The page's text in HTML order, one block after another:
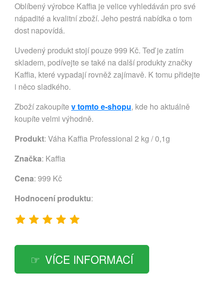
Oblíbený výrobce Kaffia je velice vyhledáván pro své
nápadité a kvalitní zboží. Jeho pestrá nabídka o tom
dost napovídá.
Uvedený produkt stojí pouze 999 Kč. Teď je zatím
skladem, podívejte se také na další produkty značky
Kaffia, které vypadají rovněž zajímavě. K tomu přidejte
i něco sladkého.
Zboží zakoupíte v tomto e-shopu, kde ho aktuálně
koupíte velmi výhodně.
Produkt: Váha Kaffia Professional 2 kg / 0,1g
Značka: Kaffia
Cena: 999 Kč
Hodnocení produktu:
VÍCE INFORMACÍ